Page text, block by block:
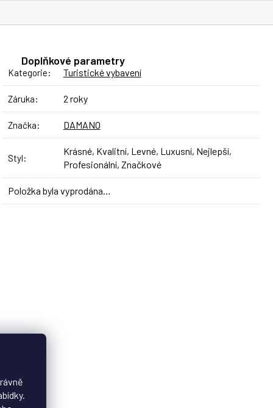
Doplňkové parametry
Kategorie: Turistické vybavení
Záruka: 2 roky
Značka: DAMANO
Styl:
Krásné, Kvalitní, Levné, Luxusní, Nejlepší,
Profesionální, Značkové
Položka byla vyprodána…